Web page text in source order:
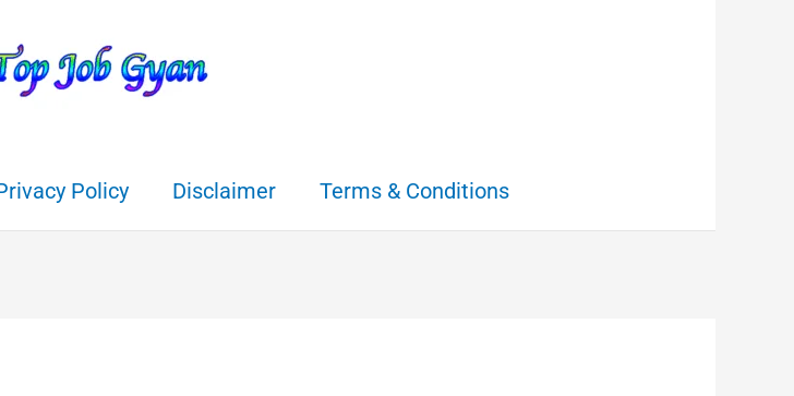
Policy Disclaimer Terms & Conditions